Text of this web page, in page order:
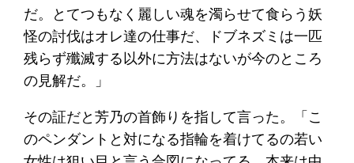
だ。とてつもなく麗しい魂を濁らせて食らう妖
怪の討伐はオレ達の仕事だ、ドブネズミは一匹
残らず殲滅する以外に方法はないが今のところ
の見解だ。」
その証だと芳乃の首飾りを指して言った。「こ
のペンダントと対になる指輪を着けてるの若い